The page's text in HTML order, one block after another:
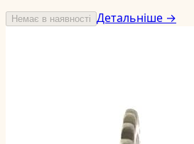
Немає в наявності Детальніше →